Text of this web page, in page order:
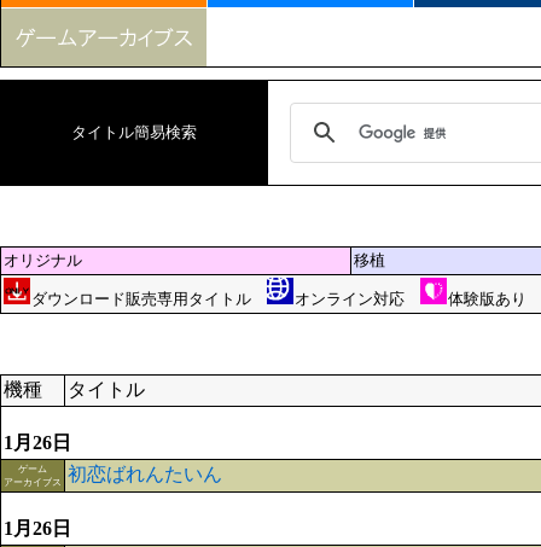
タイトル簡易検索
オリジナル 移植
ダウンロード販売専用タイトル オンライン対応 体験版あり
機種 タイトル
1月26日
ゲーム
アーカイブス
初恋ばれんたいん
1月26日